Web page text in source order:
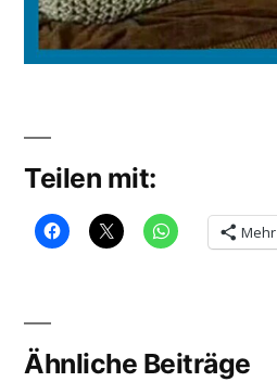
Teilen mit:
Mehr
Ähnliche Beiträge